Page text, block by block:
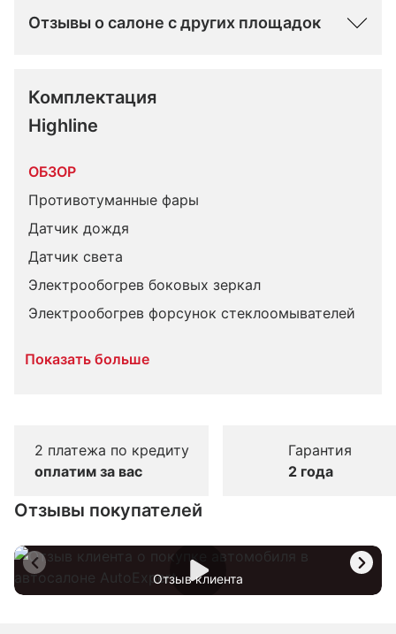
Отзывы о салоне с других площадок
Комплектация
Highline
ОБЗОР
Противотуманные фары
Датчик дождя
Датчик света
Электрообогрев боковых зеркал
Электрообогрев форсунок стеклоомывателей
Показать больше
2 платежа по кредиту
оплатим за вас
Гарантия
2 года
Отзывы покупателей
Отзыв клиента